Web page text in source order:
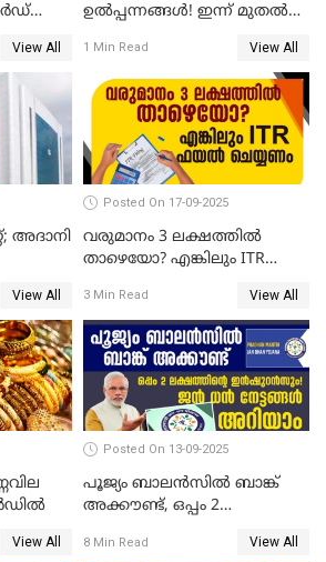
View All
ഉൽപ്പന്നങ്ങൾ! ഇന്ന് മുതൽ
ഉപഭോക്താക്കൾക്ക്
1 Min Read View All
അദാനി
View All
Posted On 17-09-2025
വരുമാനം 3 ലക്ഷത്തിൽ
താഴെയോ? എങ്കിലും ITR
3 Min Read View All
View All
Posted On 13-09-2025
പൂജ്യം ബാലൻസിൽ ബാങ്ക്
അക്കൗണ്ട്, ഒപ്പം 2
ജൻ ധൻ നേട്ടങ്ങൾ അറിയാം
8 Min Read View All